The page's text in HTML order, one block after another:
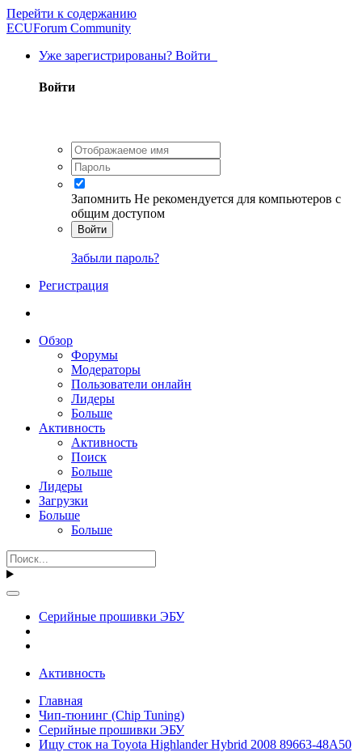
Перейти к содержанию
ECUForum Community
Уже зарегистрированы? Войти
Войти
Запомнить Не рекомендуется для компьютеров с
общим доступом
Войти
Забыли пароль?
Регистрация
Обзор
Форумы
Модераторы
Пользователи онлайн
Лидеры
Больше
Активность
Активность
Поиск
Больше
Лидеры
Загрузки
Больше
Больше
Серийные прошивки ЭБУ
Активность
Главная
Чип-тюнинг (Chip Tuning)
Серийные прошивки ЭБУ
Ищу сток на Toyota Highlander Hybrid 2008 89663-48A50